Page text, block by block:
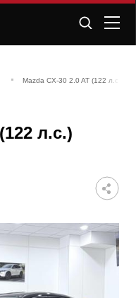
Mazda CX-30 2.0 AT (122 л.с.)
л.с.)